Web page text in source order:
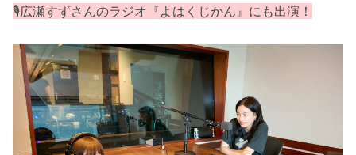
🎙️広瀬すずさんのラジオ『よはくじかん』にも出演！